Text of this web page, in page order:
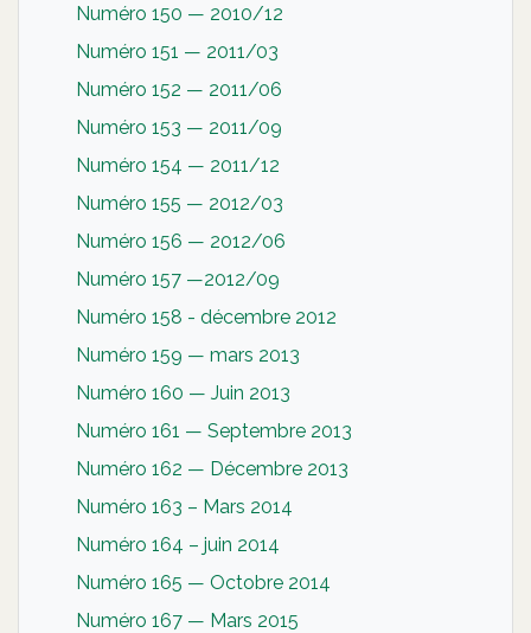
Numéro 150 — 2010/12
Numéro 151 — 2011/03
Numéro 152 — 2011/06
Numéro 153 — 2011/09
Numéro 154 — 2011/12
Numéro 155 — 2012/03
Numéro 156 — 2012/06
Numéro 157 —2012/09
Numéro 158 - décembre 2012
Numéro 159 — mars 2013
Numéro 160 — Juin 2013
Numéro 161 — Septembre 2013
Numéro 162 — Décembre 2013
Numéro 163 – Mars 2014
Numéro 164 – juin 2014
Numéro 165 — Octobre 2014
Numéro 167 — Mars 2015